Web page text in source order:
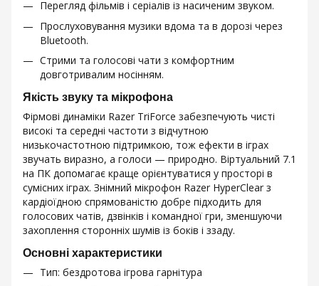
Перегляд фільмів і серіалів із насиченим звуком.
Прослуховування музики вдома та в дорозі через
Bluetooth.
Стрими та голосові чати з комфортним
довготривалим носінням.
Якість звуку та мікрофона
Фірмові динаміки Razer TriForce забезпечують чисті
високі та середні частоти з відчутною
низькочастотною підтримкою, тож ефекти в іграх
звучать виразно, а голоси — природно. Віртуальний 7.1
на ПК допомагає краще орієнтуватися у просторі в
сумісних іграх. Знімний мікрофон Razer HyperClear з
кардіоїдною спрямованістю добре підходить для
голосових чатів, дзвінків і командної гри, зменшуючи
захоплення сторонніх шумів із боків і ззаду.
Основні характеристики
Тип: бездротова ігрова гарнітура